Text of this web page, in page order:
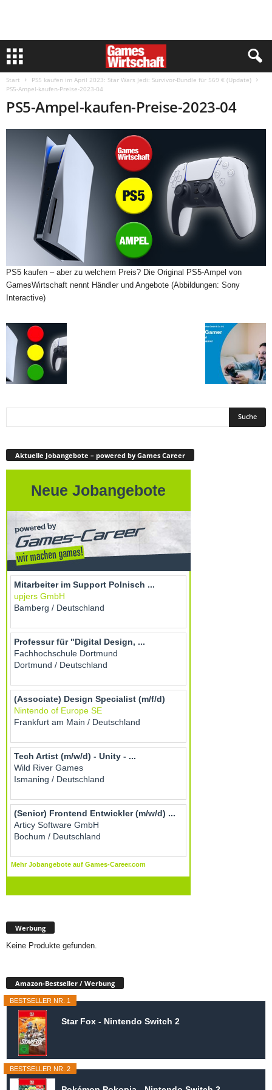
Start
PS5 kaufen im April 2023: Star Wars Jedi: Survivor-Bundle für 569 € (Update)
PS5-Ampel-kaufen-Preise-2023-04
PS5-Ampel-kaufen-Preise-2023-04
PS5 kaufen – aber zu welchem Preis? Die Original PS5-Ampel von
GamesWirtschaft nennt Händler und Angebote (Abbildungen: Sony
Interactive)
Aktuelle Jobangebote – powered by Games Career
Werbung
Keine Produkte gefunden.
Amazon-Bestseller / Werbung
BESTSELLER NR. 1
Star Fox - Nintendo Switch 2
BESTSELLER NR. 2